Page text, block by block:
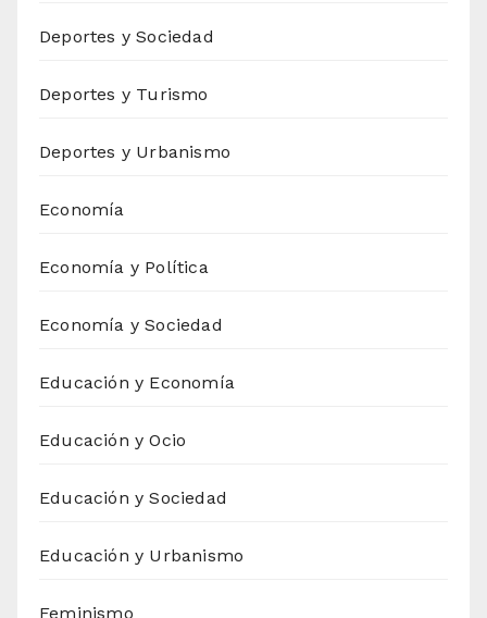
Deportes y Sociedad
Deportes y Turismo
Deportes y Urbanismo
Economía
Economía y Política
Economía y Sociedad
Educación y Economía
Educación y Ocio
Educación y Sociedad
Educación y Urbanismo
Feminismo